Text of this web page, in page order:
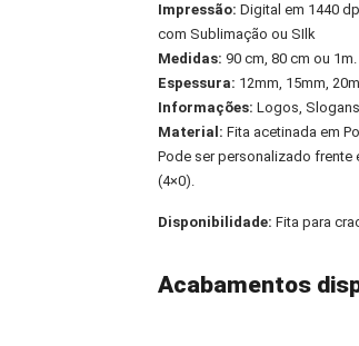
Impressão: Digital em 1440
com Sublimação ou SIlk
Medidas: 90 cm, 80 cm ou 1m.
Espessura: 12mm, 15mm,
Informações:Logos,
Material: Fita acetinada em
Pode ser personalizado frente
(4×0).
Disponibilidade:Fita para
Acabamentos